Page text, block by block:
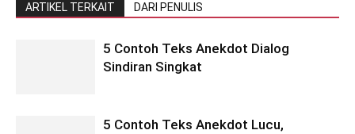
ARTIKEL TERKAIT DARI PENULIS
5 Contoh Teks Anekdot Dialog
Sindiran Singkat
5 Contoh Teks Anekdot Lucu,